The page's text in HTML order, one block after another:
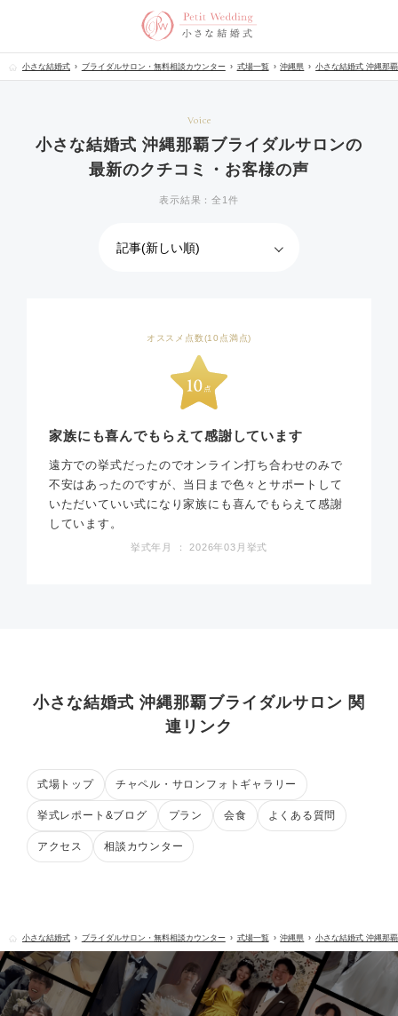
小さな結婚式 ブライダルサロン・無料相談カウンター 式場一覧 沖縄県 小さな結婚式 沖縄那
Voice
小さな結婚式 沖縄那覇ブライダルサロンの
最新のクチコミ・お客様の声
表示結果：全1件
オススメ点数(10点満点)
家族にも喜んでもらえて感謝しています
遠方での挙式だったのでオンライン打ち合わせのみで
不安はあったのですが、当日まで色々とサポートして
いただいていい式になり家族にも喜んでもらえて感謝
しています。
挙式年月 ： 2026年03月挙式
小さな結婚式 沖縄那覇ブライダルサロン 関
連リンク
式場トップ チャペル・サロンフォトギャラリー
挙式レポート&ブログ プラン 会食 よくある質問
アクセス 相談カウンター
小さな結婚式 ブライダルサロン・無料相談カウンター 式場一覧 沖縄県 小さな結婚式 沖縄那